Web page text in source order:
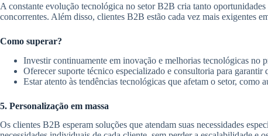
A constante evolução tecnológica no setor B2B cria tanto oportunidades
concorrentes. Além disso, clientes B2B estão cada vez mais exigentes
Como superar?
Investir continuamente em inovação e melhorias tecnológicas no
Oferecer suporte técnico especializado e consultoria para
Estar atento às tendências tecnológicas que afetam o setor, como
5. Personalização em massa
Os clientes B2B esperam soluções que atendam suas necessidades